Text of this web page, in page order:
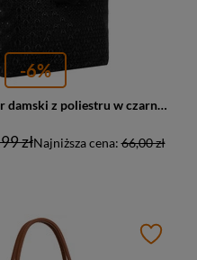
-6%
Wygodny shopper damski z poliestru w czarnym kolorze - Rovicky
Najniższa cena:66,00 zł
zł